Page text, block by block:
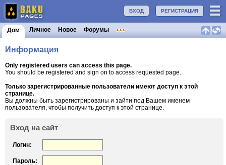
РЕГИСТРАЦИЯ
ВХОД
Дом Личное Новое Форумы
Информация
Only registered users can access this page.
You should be registered and sign on to access requested page.
Только зарегистрированные пользователи имеют доступ к этой
странице.
Вы должны быть зарегистрированы и зайти под Вашем именем
пользователя, чтобы получить доступ к этой странице.
Вход на сайт
Логин:
Пароль: